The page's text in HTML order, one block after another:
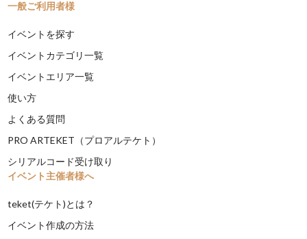
一般ご利用者様
イベントを探す
イベントカテゴリ一覧
イベントエリア一覧
使い方
よくある質問
PRO ARTEKET（プロアルテケト）
シリアルコード受け取り
イベント主催者様へ
teket(テケト)とは？
イベント作成の方法